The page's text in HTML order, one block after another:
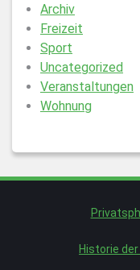
Archiv
Freizeit
Sport
Uncategorized
Veranstaltungen
Wohnung
Historie